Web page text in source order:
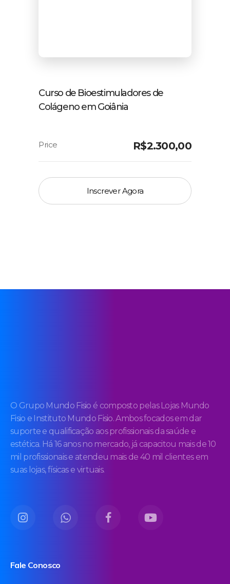
Curso de Bioestimuladores de
Colágeno em Goiânia
R$2.300,00
Inscrever Agora
O Grupo Mundo Fisio é composto pelas Lojas Mundo
Fisio e Instituto Mundo Fisio. Ambos focados em dar
suporte e qualificação aos profissionais da saúde e
estética. Há 16 anos no mercado, já capacitou mais de 10
mil profissionais e atendeu mais de 40 mil clientes em
suas lojas, físicas e virtuais.
Fale Conosco